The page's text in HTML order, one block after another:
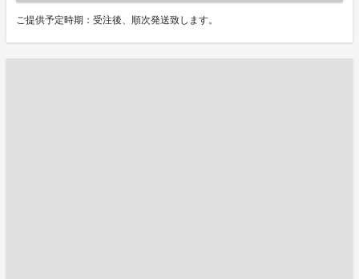
ご提供予定時期：受注後、順次発送致します。